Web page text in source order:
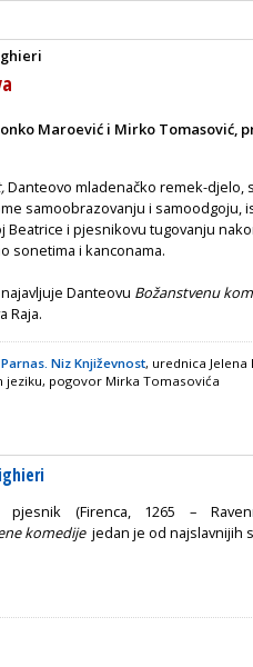
Maroević i Mirko Tomasović,
Danteovo mladenačko remek-djelo,
samoobrazovanju i samoodgoju,
Beatrice i pjesnikovu tugovanju
sonetima i kanconama.
Danteovu Božanstvenu
Raja.
Niz Književnost, urednica
jeziku, pogovor Mirka Tomasovića
pjesnik (Firenca, 1265 –
komedije jedan je od najslavnijih